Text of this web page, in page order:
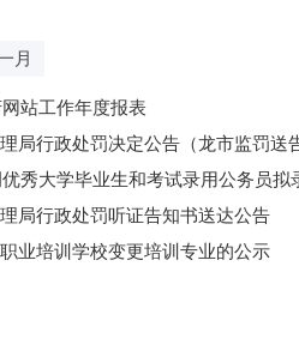
月
站工作年度报表
局行政处罚决定公告（龙市监罚送
秀大学毕业生和考试录用公务员拟
局行政处罚听证告知书送达公告
〕71号）
业培训学校变更培训专业的公示